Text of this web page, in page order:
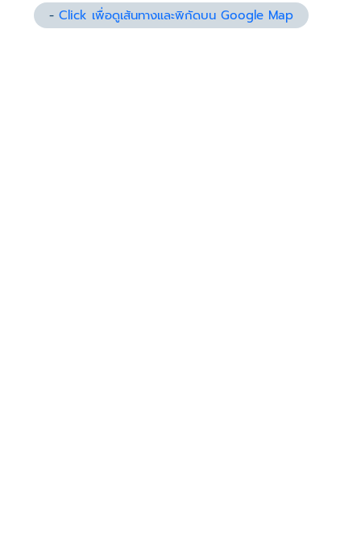
-Click เพื่อดูเส้นทางและพิกัดบน Google Map